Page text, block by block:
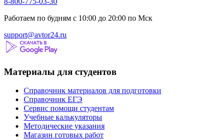
Работаем по будням с 10:00 до 20:00 по Мск
support@avtor24.ru
Материалы для студентов
Справочник материалов для подготовки
Справочник ЕГЭ
Сервис помощи студентам
Учебные калькуляторы
Методические указания
Магазин готовых работ